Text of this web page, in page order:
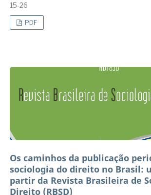
15-26
PDF
Os caminhos da publicação
sociologia do direito no Brasil:
partir da Revista Brasileira de
Direito (RBSD)